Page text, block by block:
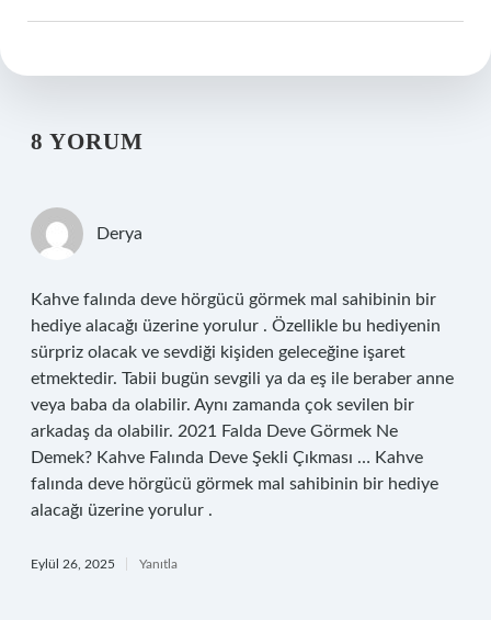
8 YORUM
Derya
Kahve falında deve hörgücü görmek mal sahibinin bir
hediye alacağı üzerine yorulur . Özellikle bu hediyenin
sürpriz olacak ve sevdiği kişiden geleceğine işaret
etmektedir. Tabii bugün sevgili ya da eş ile beraber anne
veya baba da olabilir. Aynı zamanda çok sevilen bir
arkadaş da olabilir. 2021 Falda Deve Görmek Ne
Demek? Kahve Falında Deve Şekli Çıkması … Kahve
falında deve hörgücü görmek mal sahibinin bir hediye
alacağı üzerine yorulur .
Eylül 26, 2025 Yanıtla